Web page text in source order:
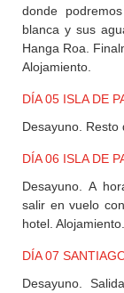
donde
blanca y sus
Hanga Roa.
Alojamiento.
DÍA 05 ISLA DE
Desayuno. Resto
DÍA 06 ISLA DE
Desayuno. A
salir en vuelo
hotel. Alojamiento.
DÍA 07
Desayuno.